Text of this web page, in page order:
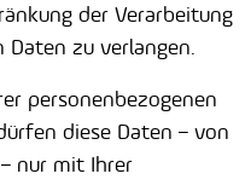
der Verarbeitung
Daten zu verlangen.
personenbezogenen
diese Daten – von
nur mit Ihrer